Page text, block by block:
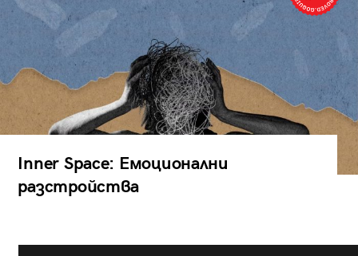
Inner Space: Емоционални
разстройства